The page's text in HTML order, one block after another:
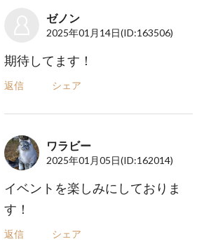
ゼノン
2025年01月14日(ID:163506)
期待してます！
返信 シェア
ワラビー
2025年01月05日(ID:162014)
イベントを楽しみにしておりま
す！
返信 シェア